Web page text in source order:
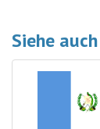
Siehe auch